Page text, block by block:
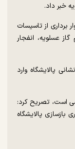
خبر داد.
برداری از تاسیسات
عسلویه، انفجار
پالایشگاه وارد
است، تصریح کرد:
بازسازی پالایشگاه